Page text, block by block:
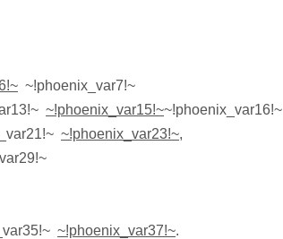
~!phoenix_var7!~
~!phoenix_var15!~~!phoenix_var16!~
~!phoenix_var23!~,
~!phoenix_var37!~.